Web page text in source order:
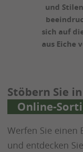
Stöbern Sie
Online-
Werfen Sie einen
und entdecken Sie